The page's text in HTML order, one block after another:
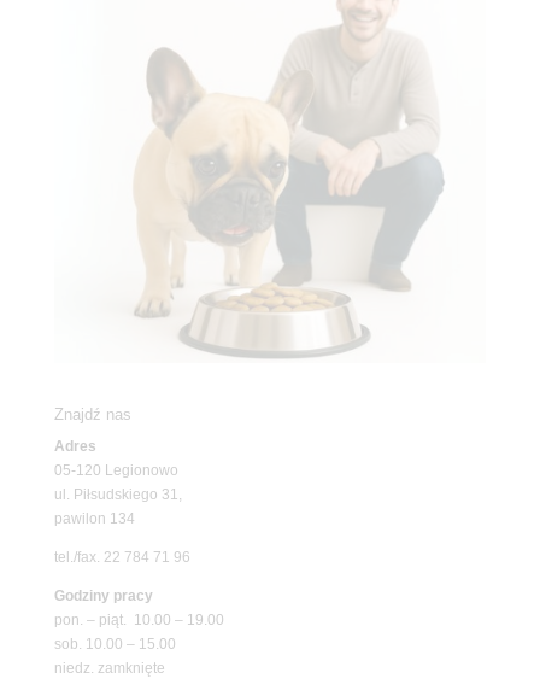
Znajdź nas
Adres
05-120 Legionowo
ul. Piłsudskiego 31,
pawilon 134
tel./fax. 22 784 71 96
Godziny pracy
pon. – piąt. 10.00 – 19.00
sob. 10.00 – 15.00
niedz. zamknięte